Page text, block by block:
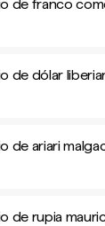
de franco
de dólar
de ariari
de rupia